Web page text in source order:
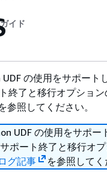
イド
の使用をサポート
終了と移行オプション
参照してください。
UDF の使用をサポー
ポート終了と移行オ
グ記事 を参照してく